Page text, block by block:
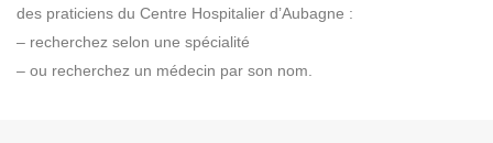
des praticiens du Centre Hospitalier d’Aubagne :
– recherchez selon une spécialité
– ou recherchez un médecin par son nom.